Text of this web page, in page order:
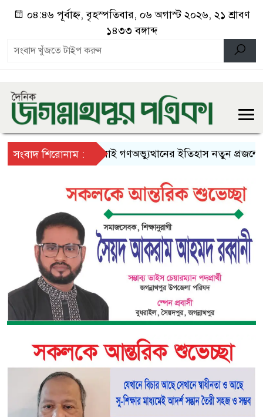
০৪:৪৬ পূর্বাহ্ন, বৃহস্পতিবার, ০৬ অগাস্ট ২০২৬, ২১ শ্রাবণ
১৪৩৩ বঙ্গাব্দ
সংবাদ শিরোনাম :জুলাই গণঅভ্যুত্থানের ইতিহাস নতুন প্রজন্মের